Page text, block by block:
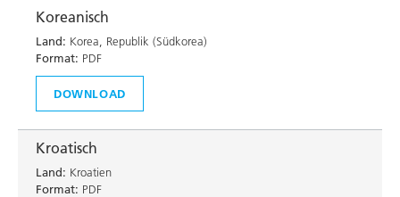
Koreanisch
Land: Korea, Republik (Südkorea)
Format: PDF
DOWNLOAD
Kroatisch
Land: Kroatien
Format: PDF